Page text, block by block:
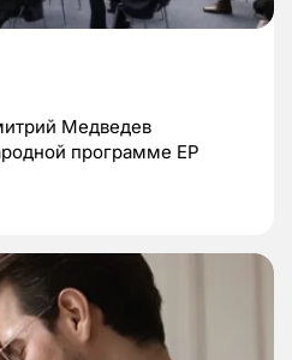
Медведев
программе ЕР